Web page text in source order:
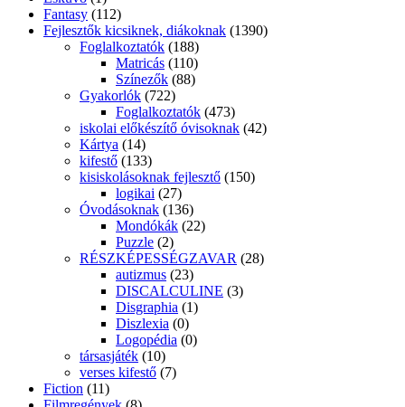
Fantasy (112)
Fejlesztők kicsiknek, diákoknak (1390)
Foglalkoztatók (188)
Matricás (110)
Színezők (88)
Gyakorlók (722)
Foglalkoztatók (473)
iskolai előkészítő óvisoknak (42)
Kártya (14)
kifestő (133)
kisiskolásoknak fejlesztő (150)
logikai (27)
Óvodásoknak (136)
Mondókák (22)
Puzzle (2)
RÉSZKÉPESSÉGZAVAR (28)
autizmus (23)
DISCALCULINE (3)
Disgraphia (1)
Diszlexia (0)
Logopédia (0)
társasjáték (10)
verses kifestő (7)
Fiction (11)